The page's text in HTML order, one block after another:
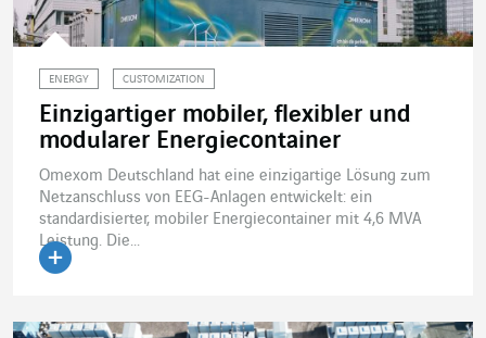
ENERGY CUSTOMIZATION
Einzigartiger mobiler, flexibler und
modularer Energiecontainer
Omexom Deutschland hat eine einzigartige Lösung zum
Netzanschluss von EEG-Anlagen entwickelt: ein
standardisierter, mobiler Energiecontainer mit 4,6 MVA
Leistung. Die...